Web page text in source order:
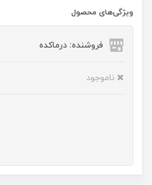
ویژگی‌های محصول
فروشنده: درماکده
ناموجود